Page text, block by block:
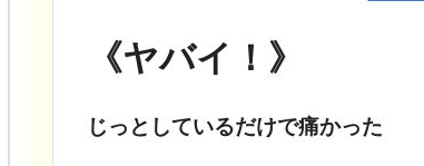
《ヤバイ！》
じっとしているだけで痛かった